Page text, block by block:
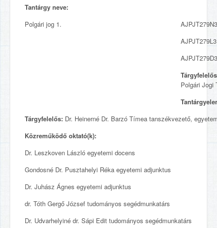
Tantárgy neve:
Polgári jog 1.
Polgári Jogi
Tárgyfelelős: Dr. Heinerné Dr. Barzó Tímea tanszékvezető,
Közreműködő oktató(k):
Dr. Leszkoven László egyetemi docens
Gondosné Dr. Pusztahelyi Réka egyetemi adjunktus
Dr. Juhász Ágnes egyetemi adjunktus
dr. Tóth Gergő József tudományos segédmunkatárs
Dr. Udvarhelyiné dr. Sápi Edit tudományos segédmunkatárs